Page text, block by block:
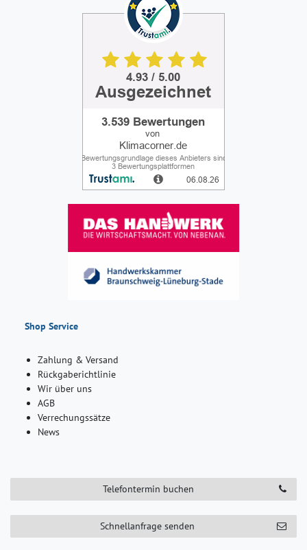
Shop Service
Zahlung & Versand
Rückgaberichtlinie
Wir über uns
AGB
Verrechungssätze
News
Telefontermin buchen
Schnellanfrage senden